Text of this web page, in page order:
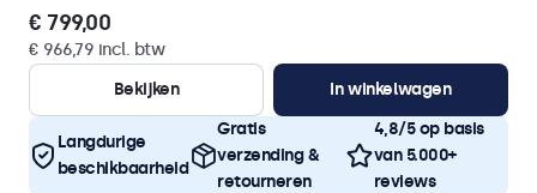
€ 799,00
€ 966,79 incl. btw
Bekijken
In winkelwagen
Langdurige
beschikbaarheid
Gratis
verzending &
retourneren
4,8/5 op basis
van 5.000+
reviews